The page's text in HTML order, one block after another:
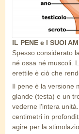
IL PENE e I SUOI
Spesso considerato
né ossa né muscoli.
erettile è ciò che
Il pene è la versione
glande (testa) e un
vederne l'intera
centimetri in
agire per la